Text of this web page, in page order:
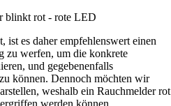
es daher empfehlenswert einen
zu werfen, um die konkrete
und gegebenenfalls
können. Dennoch möchten wir
weshalb ein Rauchmelder rot
werden können.